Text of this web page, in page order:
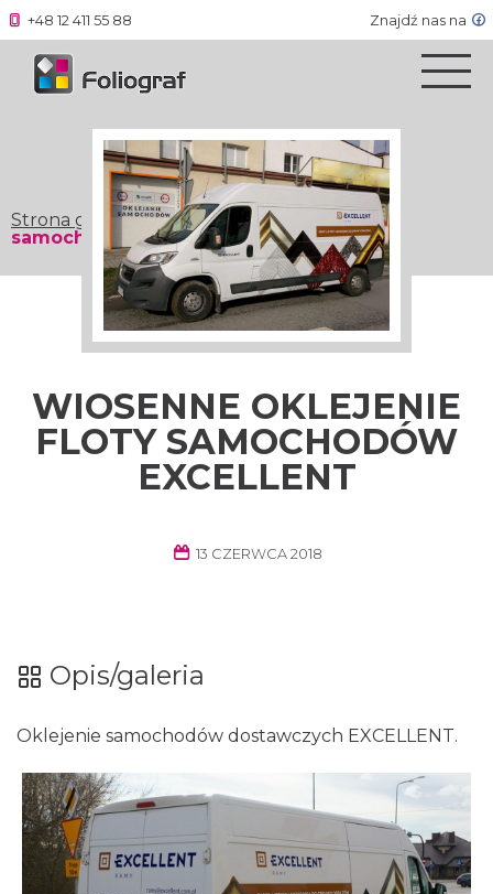
+48 12 411 55 88 Znajdź nas na
Strona główna»Wiosenne oklejenie floty
samochodów EXCELLENT
WIOSENNE OKLEJENIE
FLOTY SAMOCHODÓW
EXCELLENT
13 CZERWCA 2018
Opis/galeria
Oklejenie samochodów dostawczych EXCELLENT.